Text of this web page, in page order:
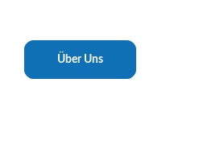
Über Uns